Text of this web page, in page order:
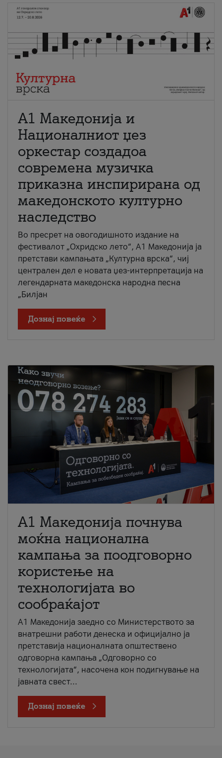
А1 Македонија и
Националниот џез
оркестар создадоа
современа музичка
приказна инспирирана од
македонското културно
наследство
Во пресрет на овогодишното издание на
фестивалот „Охридско лето“, А1 Македонија ја
претстави кампањата „Културна врска“, чиј
централен дел е новата џез-интерпретација на
легендарната македонска народна песна
„Билјан
Дознај повеќе
A1 Македонија почнува
моќна национална
кампања за поодговорно
користење на
технологијата во
сообраќајот
A1 Македонија заедно со Министерството за
внатрешни работи денеска и официјално ја
претставија националната општествено
одговорна кампања „Одговорно со
технологијата“, насочена кон подигнување на
јавната свест...
Дознај повеќе